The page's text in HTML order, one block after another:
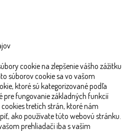
cookie na zlepšenie vášho zážitku
súborov cookie sa vo vašom
ktoré sú kategorizované podľa
pre fungovanie základných funkcií
tretích strán, ktoré nám
ako používate túto webovú stránku.
prehliadači iba s vaším